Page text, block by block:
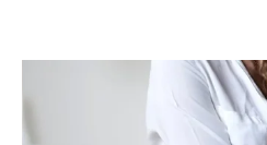
Salta la galleria di